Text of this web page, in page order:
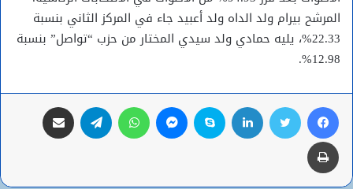
المرشح بيرام ولد الداه ولد أعبيد جاء في المركز الثاني بنسبة
22.33%، يليه حمادي ولد سيدي المختار من حزب “تواصل” بنسبة
12.98%.
فيسبوك تويتر لينكدإن سكايب ماسنجر واتساب تيلقرام
طباعة